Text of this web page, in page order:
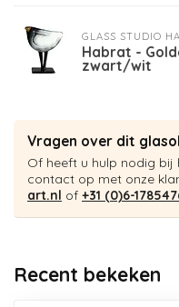
GLASS STUDIO
Habrat -
zwart/wit
Vragen over dit
Of heeft u hulp nodig bij
contact op met onze
art.nl of +31 (0)6-
Recent bekeken